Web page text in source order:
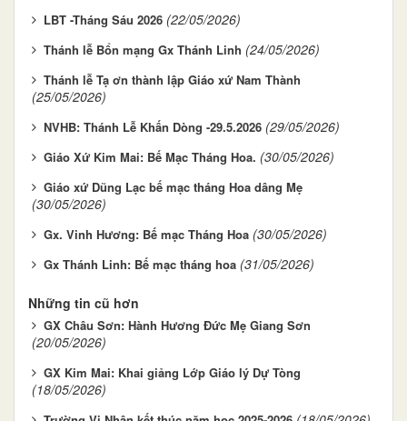
LBT -Tháng Sáu 2026 (22/05/2026)
Thánh lễ Bổn mạng Gx Thánh Linh (24/05/2026)
Thánh lễ Tạ ơn thành lập Giáo xứ Nam Thành
(25/05/2026)
NVHB: Thánh Lễ Khấn Dòng -29.5.2026 (29/05/2026)
Giáo Xứ Kim Mai: Bế Mạc Tháng Hoa. (30/05/2026)
Giáo xứ Dũng Lạc bế mạc tháng Hoa dâng Mẹ
(30/05/2026)
Gx. Vinh Hương: Bế mạc Tháng Hoa (30/05/2026)
Gx Thánh Linh: Bế mạc tháng hoa (31/05/2026)
Những tin cũ hơn
GX Châu Sơn: Hành Hương Đức Mẹ Giang Sơn
(20/05/2026)
GX Kim Mai: Khai giảng Lớp Giáo lý Dự Tòng
(18/05/2026)